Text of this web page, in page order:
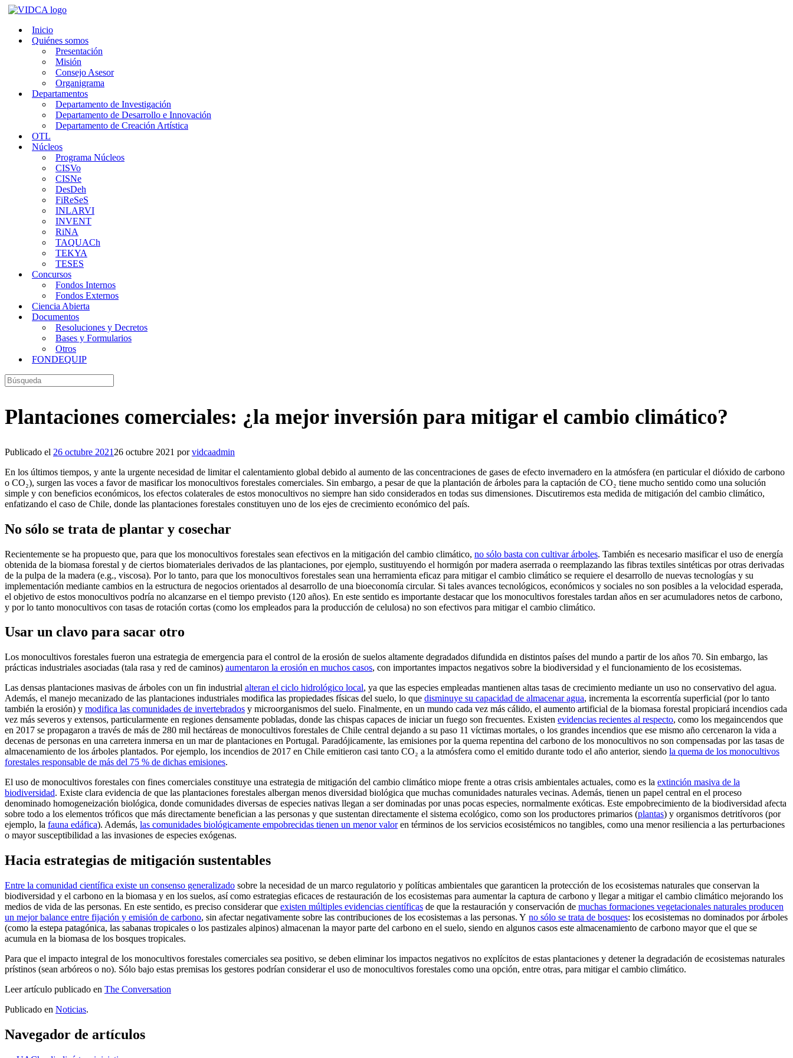
Saltar
contenidoInicio
Quiénes somos
Presentación
Misión
Consejo Asesor
Organigrama
Departamentos
Departamento de Investigación
Departamento de Desarrollo e Innovación
Departamento de Creación Artística
OTL
Núcleos
Programa Núcleos
CISVo
CISNe
DesDeh
FiReSeS
INLARVI
INVENT
RiNA
TAQUACh
TEKYA
TESES
Concursos
Fondos Internos
Fondos Externos
Ciencia Abierta
Documentos
Resoluciones y Decretos
Bases y Formularios
Otros
FONDEQUIP
Buscar:
Plantaciones comerciales: ¿la mejor inversión para mitigar el cambio climático?
Publicado el 26 octubre 2021 26 octubre 2021 porvidcaadmin
En los últimos tiempos, y ante la urgente necesidad de limitar el calentamiento global debido al aumento de las concentraciones de gases de efecto invernadero en la atmósfera (en particular el dióxido de carbono
o CO₂), surgen las voces a favor de masificar los monocultivos forestales comerciales. Sin embargo, a pesar de que la plantación de árboles para la captación de CO₂ tiene mucho sentido como una solución
simple y con beneficios económicos, los efectos colaterales de estos monocultivos no siempre han sido considerados en todas sus dimensiones. Discutiremos esta medida de mitigación del cambio climático,
enfatizando el caso de Chile, donde las plantaciones forestales constituyen uno de los ejes de crecimiento económico del país.
No sólo se trata de plantar y cosechar
Recientemente se ha propuesto que, para que los monocultivos forestales sean efectivos en la mitigación del cambio climático, no sólo basta con cultivar árboles. También es necesario masificar el uso de energía
obtenida de la biomasa forestal y de ciertos biomateriales derivados de las plantaciones, por ejemplo, sustituyendo el hormigón por madera aserrada o reemplazando las fibras textiles sintéticas por otras derivadas
de la pulpa de la madera (e.g., viscosa). Por lo tanto, para que los monocultivos forestales sean una herramienta eficaz para mitigar el cambio climático se requiere el desarrollo de nuevas tecnologías y su
implementación mediante cambios en la estructura de negocios orientados al desarrollo de una bioeconomía circular. Si tales avances tecnológicos, económicos y sociales no son posibles a la velocidad esperada,
el objetivo de estos monocultivos podría no alcanzarse en el tiempo previsto (120 años). En este sentido es importante destacar que los monocultivos forestales tardan años en ser acumuladores netos de carbono,
y por lo tanto monocultivos con tasas de rotación cortas (como los empleados para la producción de celulosa) no son efectivos para mitigar el cambio climático.
Usar un clavo para sacar otro
Los monocultivos forestales fueron una estrategia de emergencia para el control de la erosión de suelos altamente degradados difundida en distintos países del mundo a partir de los años 70. Sin embargo, las
prácticas industriales asociadas (tala rasa y red de caminos) aumentaron la erosión en muchos casos, con importantes impactos negativos sobre la biodiversidad y el funcionamiento de los ecosistemas.
Las densas plantaciones masivas de árboles con un fin industrial alteran el ciclo hidrológico local, ya que las especies empleadas mantienen altas tasas de crecimiento mediante un uso no conservativo del agua.
Además, el manejo mecanizado de las plantaciones industriales modifica las propiedades físicas del suelo, lo que disminuye su capacidad de almacenar agua, incrementa la escorrentía superficial (por lo tanto
también la erosión) y modifica las comunidades de invertebrados y microorganismos del suelo. Finalmente, en un mundo cada vez más cálido, el aumento artificial de la biomasa forestal propiciará incendios cada
vez más severos y extensos, particularmente en regiones densamente pobladas, donde las chispas capaces de iniciar un fuego son frecuentes. Existen evidencias recientes al respecto, como los megaincendos que
en 2017 se propagaron a través de más de 280 mil hectáreas de monocultivos forestales de Chile central dejando a su paso 11 víctimas mortales, o los grandes incendios que ese mismo año cercenaron la vida a
decenas de personas en una carretera inmersa en un mar de plantaciones en Portugal. Paradójicamente, las emisiones por la quema repentina del carbono de los monocultivos no son compensadas por las tasas de
almacenamiento de los árboles plantados. Por ejemplo, los incendios de 2017 en Chile emitieron casi tanto CO₂ a la atmósfera como el emitido durante todo el año anterior, siendo la quema de los monocultivos
forestales responsable de más del 75 % de dichas emisiones.
El uso de monocultivos forestales con fines comerciales constituye una estrategia de mitigación del cambio climático miope frente a otras crisis ambientales actuales, como es la extinción masiva de la
biodiversidad. Existe clara evidencia de que las plantaciones forestales albergan menos diversidad biológica que muchas comunidades naturales vecinas. Además, tienen un papel central en el proceso
denominado homogeneización biológica, donde comunidades diversas de especies nativas llegan a ser dominadas por unas pocas especies, normalmente exóticas. Este empobrecimiento de la biodiversidad afecta
sobre todo a los elementos tróficos que más directamente benefician a las personas y que sustentan directamente el sistema ecológico, como son los productores primarios (plantas) y organismos detritívoros (por
ejemplo, la fauna edáfica). Además, las comunidades biológicamente empobrecidas tienen un menor valoren términos de los servicios ecosistémicos no tangibles, como una menor resiliencia a las perturbaciones
o mayor susceptibilidad a las invasiones de especies exógenas.
Hacia estrategias de mitigación sustentables
Entre la comunidad científica existe un consenso generalizado sobre la necesidad de un marco regulatorio y políticas ambientales que garanticen la protección de los ecosistemas naturales que conservan la
biodiversidad y el carbono en la biomasa y en los suelos, así como estrategias eficaces de restauración de los ecosistemas para aumentar la captura de carbono y llegar a mitigar el cambio climático mejorando los
medios de vida de las personas. En este sentido, es preciso considerar que existen múltiples evidencias científicas de que la restauración y conservación de muchas formaciones vegetacionales naturales producen
un mejor balance entre fijación y emisión de carbono, sin afectar negativamente sobre las contribuciones de los ecosistemas a las personas. Y no sólo se trata de bosques: los ecosistemas no dominados por árboles
(como la estepa patagónica, las sabanas tropicales o los pastizales alpinos) almacenan la mayor parte del carbono en el suelo, siendo en algunos casos este almacenamiento de carbono mayor que el que se
acumula en la biomasa de los bosques tropicales.
Para que el impacto integral de los monocultivos forestales comerciales sea positivo, se deben eliminar los impactos negativos no explícitos de estas plantaciones y detener la degradación de ecosistemas naturales
prístinos (sean arbóreos o no). Sólo bajo estas premisas los gestores podrían considerar el uso de monocultivos forestales como una opción, entre otras, para mitigar el cambio climático.
Leer artículo publicado en The Conversation
Publicado en Noticias.
Navegador de artículos